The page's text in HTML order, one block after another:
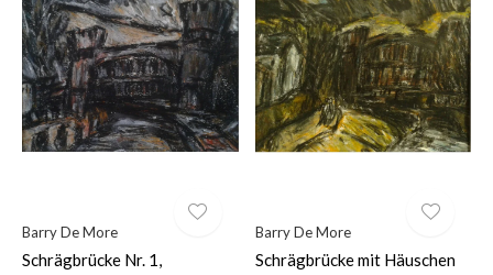
Barry De More
Schrägbrücke Nr. 1,
Barry De More
Schrägbrücke mit Häuschen